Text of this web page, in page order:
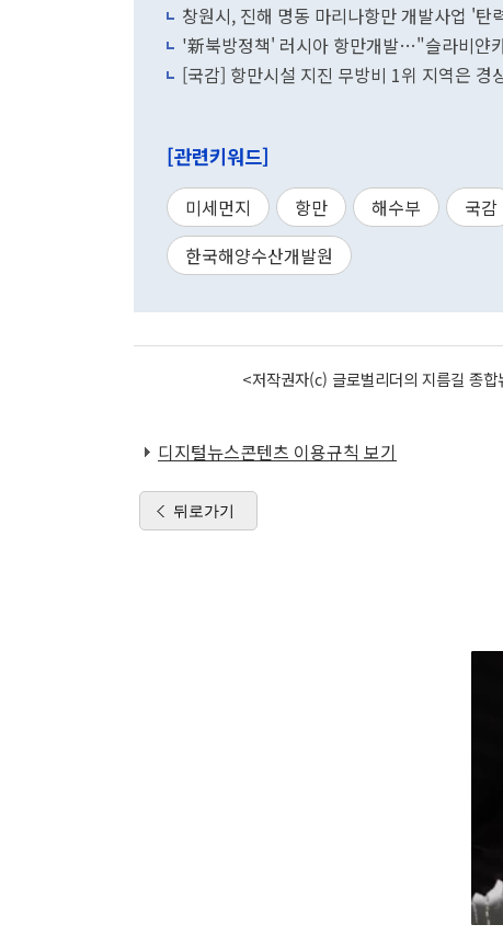
창원시, 진해 명동 마리나항만 개발사업 '탄
'新북방정책' 러시아 항만개발…"슬라비얀
[국감] 항만시설 지진 무방비 1위 지역은 경
[관련키워드]
미세먼지 항만 해수부 국감
한국해양수산개발원
<저작권자(c) 글로벌리더의 지름길 종
디지털뉴스콘텐츠 이용규칙 보기
뒤로가기